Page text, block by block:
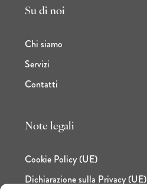
Su di noi
Chi siamo
Servizi
Contatti
Note legali
Cookie Policy (UE)
Dichiarazione sulla Privacy (UE)